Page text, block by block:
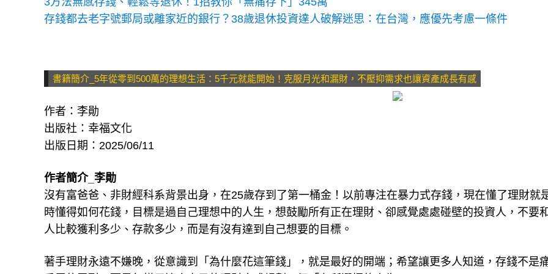
存錢都去老字號郵局或離家近的銀行？38歲退休投資達人破解迷思：在台灣，應優先考慮一條件
書籍簡介_5年從零到500萬的理想生活：5千元就能開始！克服月光和漏財，不壓抑需求也讓資產成長有感
作者：李勛
出版社：幸福文化
出版日期：2025/06/11
作者簡介_李勛
沒有富爸爸、非財經科系背景出身，在25歲存到了第一桶金！以前專注在暴力式存錢，現在懂了理財就
時懂得如何花錢，目標是過自己理想中的人生，想鼓勵所有正在理財、卻感覺處處碰壁的投資人，不要
人比較獲利多少、存款多少，而是有沒有達到自己想要的目標。
著手理財永遠不嫌晚，從意識到「為什麼花這筆錢」，就是最好的開端；希望讓更多人知道，存錢不是